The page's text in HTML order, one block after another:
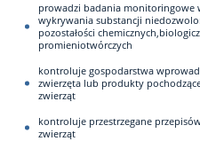
prowadzi badania monitoringowe
wykrywania substancji
pozostałości
promieniotwórczych
kontroluje gospodarstwa
zwierzęta lub produkty
zwierząt
kontroluje przestrzegane
zwierząt